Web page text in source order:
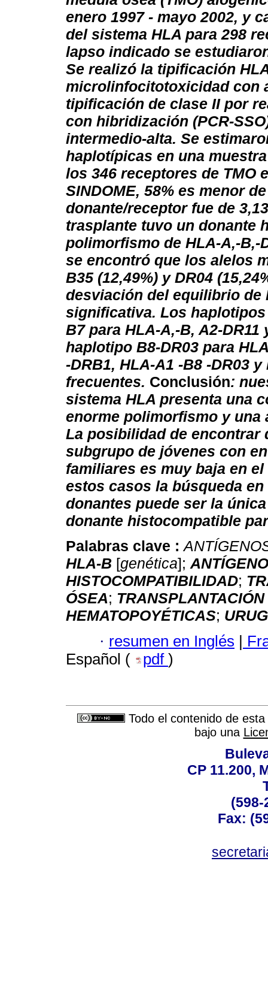
enero 1997 - mayo 2002, y
del sistema HLA para 298
lapso indicado se
Se realizó la tipificación
microlinfocitotoxicidad con
tipificación de clase II por
con hibridización (PCR-
intermedio-alta. Se
haplotípicas en una
los 346 receptores de TMO
SINDOME, 58% es menor
donante/receptor fue de
trasplante tuvo un donante
polimorfismo de HLA-A,-B,-
se encontró que los alelos
B35 (12,49%) y DR04
desviación del equilibrio de
significativa. Los
B7 para HLA-A,-B, A2-DR11
haplotipo B8-DR03 para
-DRB1, HLA-A1 -B8 -DR03
frecuentes. Conclusión:
sistema HLA presenta una
enorme polimorfismo y
La posibilidad de encontrar
subgrupo de jóvenes con
familiares es muy baja en
estos casos la búsqueda
donantes puede ser la
donante histocompatible
Palabras clave :
HLA-B [genética];
HISTOCOMPATIBILIDAD;
ÓSEA;
HEMATOPOYÉTICAS;
· resumen en Inglés |
Español (
pdf )
Todo el contenido de
bajo una
CP 11.200,
(598-
Fax: